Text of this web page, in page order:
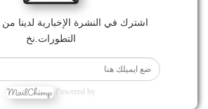
اشترك في النشرة الإخبارية لدينا
التطورات.نخ
Powered by